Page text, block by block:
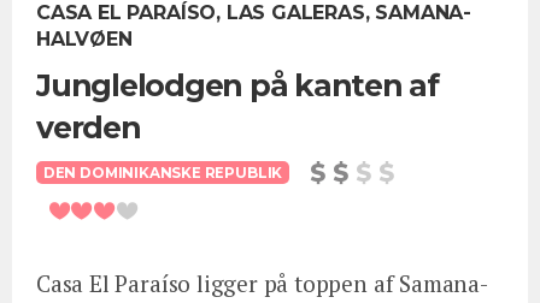
CASA EL PARAÍSO, LAS GALERAS, SAMANA-
HALVØEN
Junglelodgen på kanten af
verden
DEN DOMINIKANSKE REPUBLIK
Casa El Paraíso ligger på toppen af Samana-